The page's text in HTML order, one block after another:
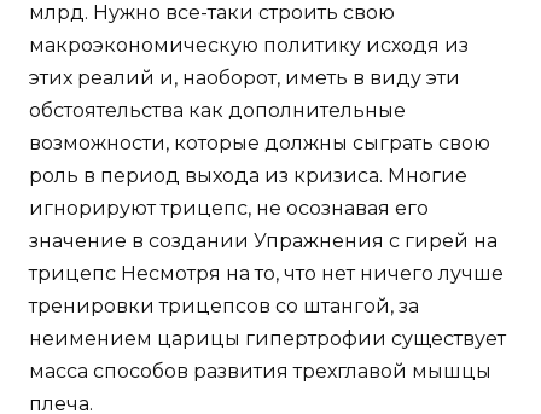
млрд. Нужно все-таки строить свою
макроэкономическую политику исходя из
этих реалий и, наоборот, иметь в виду эти
обстоятельства как дополнительные
возможности, которые должны сыграть свою
роль в период выхода из кризиса. Многие
игнорируют трицепс, не осознавая его
значение в создании Упражнения с гирей на
трицепс Несмотря на то, что нет ничего лучше
тренировки трицепсов со штангой, за
неимением царицы гипертрофии существует
масса способов развития трехглавой мышцы
плеча.